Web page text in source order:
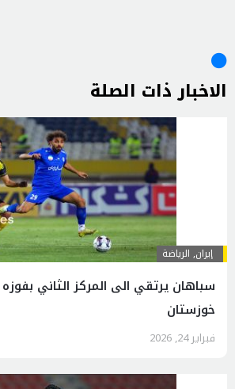
الاخبار ذات الصلة
إيران, الرياضة
سباهان يرتقي الى المركز الثاني
خوزستان
فبراير 24, 2026